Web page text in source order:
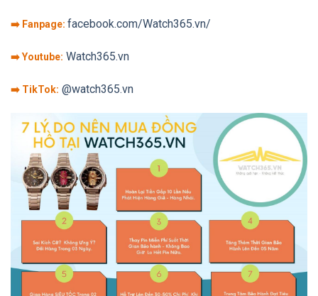
➡️ Fanpage: facebook.com/Watch365.vn/
➡️ Youtube: Watch365.vn
➡️ TikTok: @watch365.vn